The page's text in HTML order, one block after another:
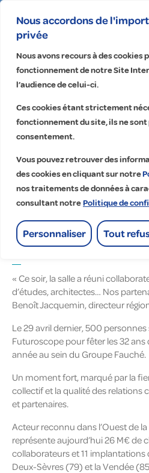
Nous accordons de
privée
Nous avons recours à des cookies
fonctionnement de notre Site
l’audience de celui-ci.
Ces cookies étant strictement
fonctionnement du site, ils ne sont
consentement.
Vous pouvez retrouver des
des cookies en cliquant sur notre
nos traitements de données à
consultant notrePolitique de
Personnaliser Tout
Accueil > Actualités >
collaborateurs et partenaires… et
de l’entreprise.
Evenement
« Ce soir, la salle a réuni
d’études, architectes… Nos
Benoît Jacquemin, directeur
Le 29 avril dernier, 500 personnes
Futuroscope pour fêter les 32 ans
année au sein du Groupe Fauché.
Un moment fort, marqué par la
collectif et la qualité des relations
et partenaires.
Acteur reconnu dans l’Ouest de
représente aujourd’hui 26 M€ de
collaborateurs et 11 implantations
Deux-Sèvres (79) et la Vendée